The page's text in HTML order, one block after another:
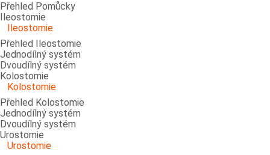
Přehled Pomůcky
Ileostomie
Ileostomie
Přehled Ileostomie
Jednodílný systém
Dvoudílný systém
Kolostomie
Kolostomie
Přehled Kolostomie
Jednodílný systém
Dvoudílný systém
Urostomie
Urostomie